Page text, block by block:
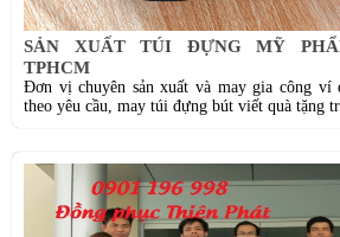
SẢN XUẤT TÚI ĐỰNG MỸ
TPHCM
Đơn vị chuyên sản xuất và may gia công ví
theo yêu cầu, may túi đựng bút viết quà tặng